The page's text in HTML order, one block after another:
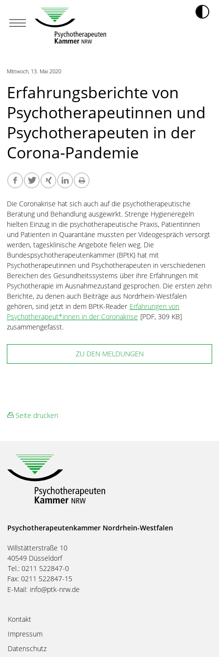
Mittwoch, 13. Mai 2020
Erfahrungsberichte von
Psychotherapeutinnen und
Psychotherapeuten in der
Corona-Pandemie
Die Coronakrise hat sich auch auf die psychotherapeutische
Beratung und Behandlung ausgewirkt. Strenge Hygieneregeln
hielten Einzug in die psychotherapeutische Praxis, Patientinnen
und Patienten in Quarantäne mussten per Videogespräch versorgt
werden, tagesklinische Angebote fielen weg. Die
Bundespsychotherapeutenkammer (BPtK) hat mit
Psychotherapeutinnen und Psychotherapeuten in verschiedenen
Bereichen des Gesundheitssystems über ihre Erfahrungen mit
Psychotherapie im Ausnahmezustand gesprochen. Die ersten zehn
Berichte, zu denen auch Beiträge aus Nordrhein-Westfalen
gehören, sind jetzt in dem BPtK-Reader Erfahrungen von
Psychotherapeut*innen in der Coronakrise [PDF, 309 KB]
zusammengefasst.
ZU DEN MELDUNGEN
Seite drucken
Psychotherapeutenkammer Nordrhein-Westfalen
Willstätterstraße 10
40549 Düsseldorf
Tel.: 0211 522847-0
Fax: 0211 522847-15
E-Mail: info@ptk-nrw.de
Kontakt
Impressum
Datenschutz